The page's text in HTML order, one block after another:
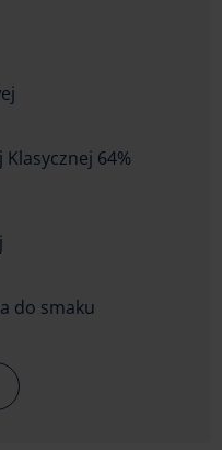
64%
do smaku